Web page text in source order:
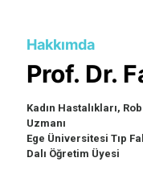
Hakkımda
Prof. Dr.
Kadın Hastalıkları,
Uzmanı
Ege Üniversitesi Tıp
Dalı Öğretim Üyesi